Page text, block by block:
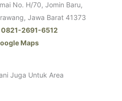
No. H/70, Jomin Baru,
Jawa Barat 41373
0821-2691-6512
Maps
Juga Untuk Area